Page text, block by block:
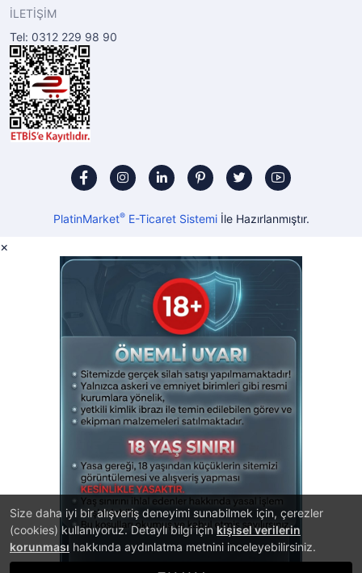
Size daha iyi bir alışveriş deneyimi sunabilmek için, çerezler
(cookies) kullanıyoruz. Detaylı bilgi için kişisel verilerin
korunması hakkında aydınlatma metnini inceleyebilirsiniz.
İLETİŞİM
Tel: 0312 229 98 90
PlatinMarket®E-Ticaret Sistemiİle Hazırlanmıştır.
×